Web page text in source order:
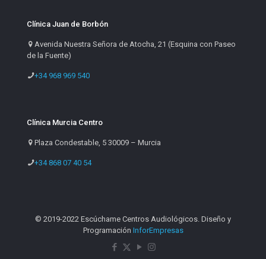
Clínica Juan de Borbón
Avenida Nuestra Señora de Atocha, 21 (Esquina con Paseo
de la Fuente)
+34 968 969 540
Clínica Murcia Centro
Plaza Condestable, 5 30009 – Murcia
+34 868 07 40 54
© 2019-2022 Escúchame Centros Audiológicos. Diseño y
Programación InforEmpresas